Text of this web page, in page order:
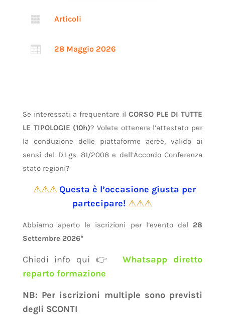
 Articoli
 28 Maggio 2026
Se interessati a frequentare il CORSO PLE DI TUTTE
LE TIPOLOGIE (10h)? Volete ottenere l’attestato per
la conduzione delle piattaforme aeree, valido ai
sensi del D.Lgs. 81/2008 e dell’Accordo Conferenza
stato regioni?
⚠⚠⚠ Questa è l’occasione giusta per
partecipare! ⚠⚠⚠
Abbiamo aperto le iscrizioni per l’evento del 28
Settembre 2026*
Chiedi info qui 👉 Whatsapp diretto
reparto formazione
NB: Per iscrizioni multiple sono previsti
degli SCONTI